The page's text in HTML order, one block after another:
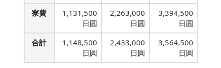
寮費
1,131,500
日圓
2,263,000
日圓
3,394,500
日圓
合計
1,148,500
日圓
2,433,000
日圓
3,564,500
日圓